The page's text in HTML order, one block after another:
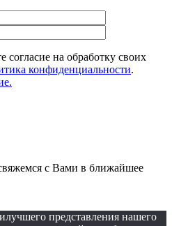
на обработку своих
конфиденциальности.
с Вами в ближайшее
представления нашего